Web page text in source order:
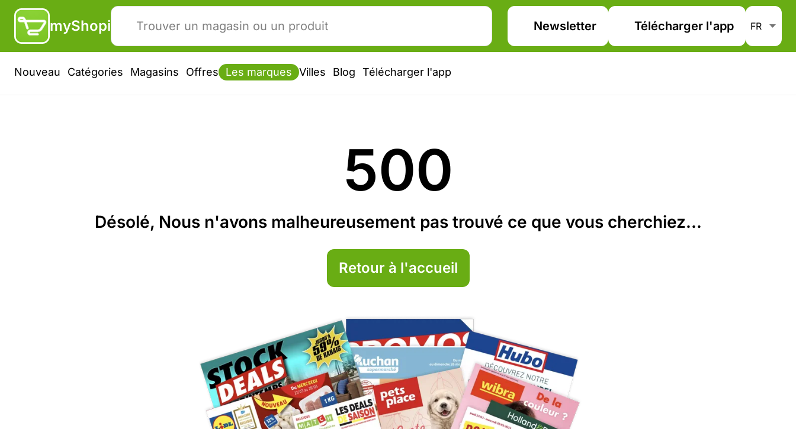
myShopi Newsletter Télécharger l'app
Nouveau Catégories Magasins Offres Les marques Villes Blog Télécharger l'app
500
Désolé, Nous n'avons malheureusement pas trouvé ce que vous cherchiez...
Retour à l'accueil